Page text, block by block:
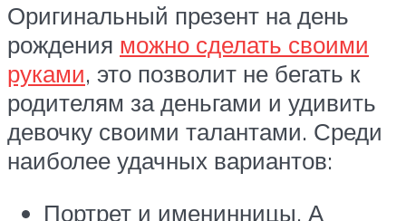
Оригинальный презент на день
рождения можно сделать своими
руками, это позволит не бегать к
родителям за деньгами и удивить
девочку своими талантами. Среди
наиболее удачных вариантов:
Портрет и именинницы. А